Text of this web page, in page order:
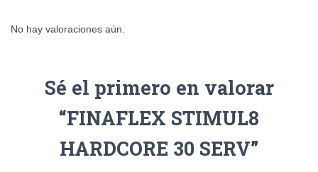
No hay valoraciones aún.
Sé el primero en valorar
“FINAFLEX STIMUL8
HARDCORE 30 SERV”